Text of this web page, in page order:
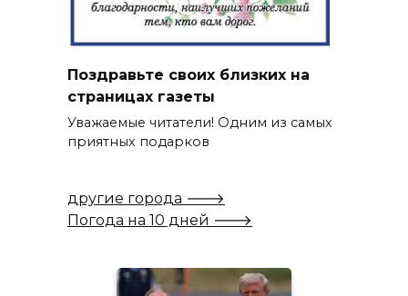
Поздравьте своих близких на
страницах газеты
Уважаемые читатели! Одним из самых
приятных подарков
другие города 🡒
Погода на 10 дней 🡒